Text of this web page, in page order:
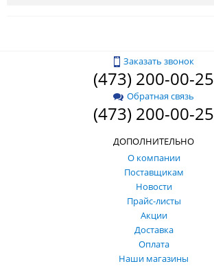
Заказать звонок
(473) 200-00-25
Обратная связь
(473) 200-00-25
ДОПОЛНИТЕЛЬНО
О компании
Поставщикам
Новости
Прайс-листы
Акции
Доставка
Оплата
Наши магазины